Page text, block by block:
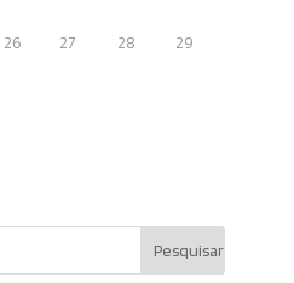
26 27 28 29